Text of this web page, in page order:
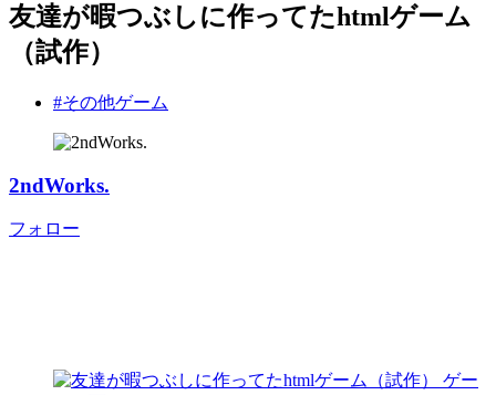
友達が暇つぶしに作ってたhtmlゲーム
（試作）
#その他ゲーム
2ndWorks.
フォロー